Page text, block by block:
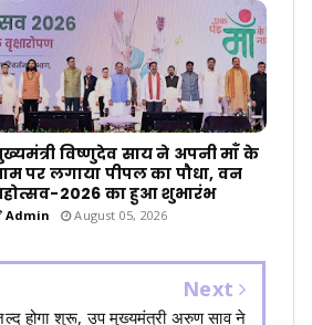
विष्णुदेव साय ने अपनी माँ के
पर लगाया पीपल का पौधा, वन
2026 का हुआ शुभारंभ
Admin August 05, 2026
Next
होगा शुरू, उप मुख्यमंत्री अरुण साव ने